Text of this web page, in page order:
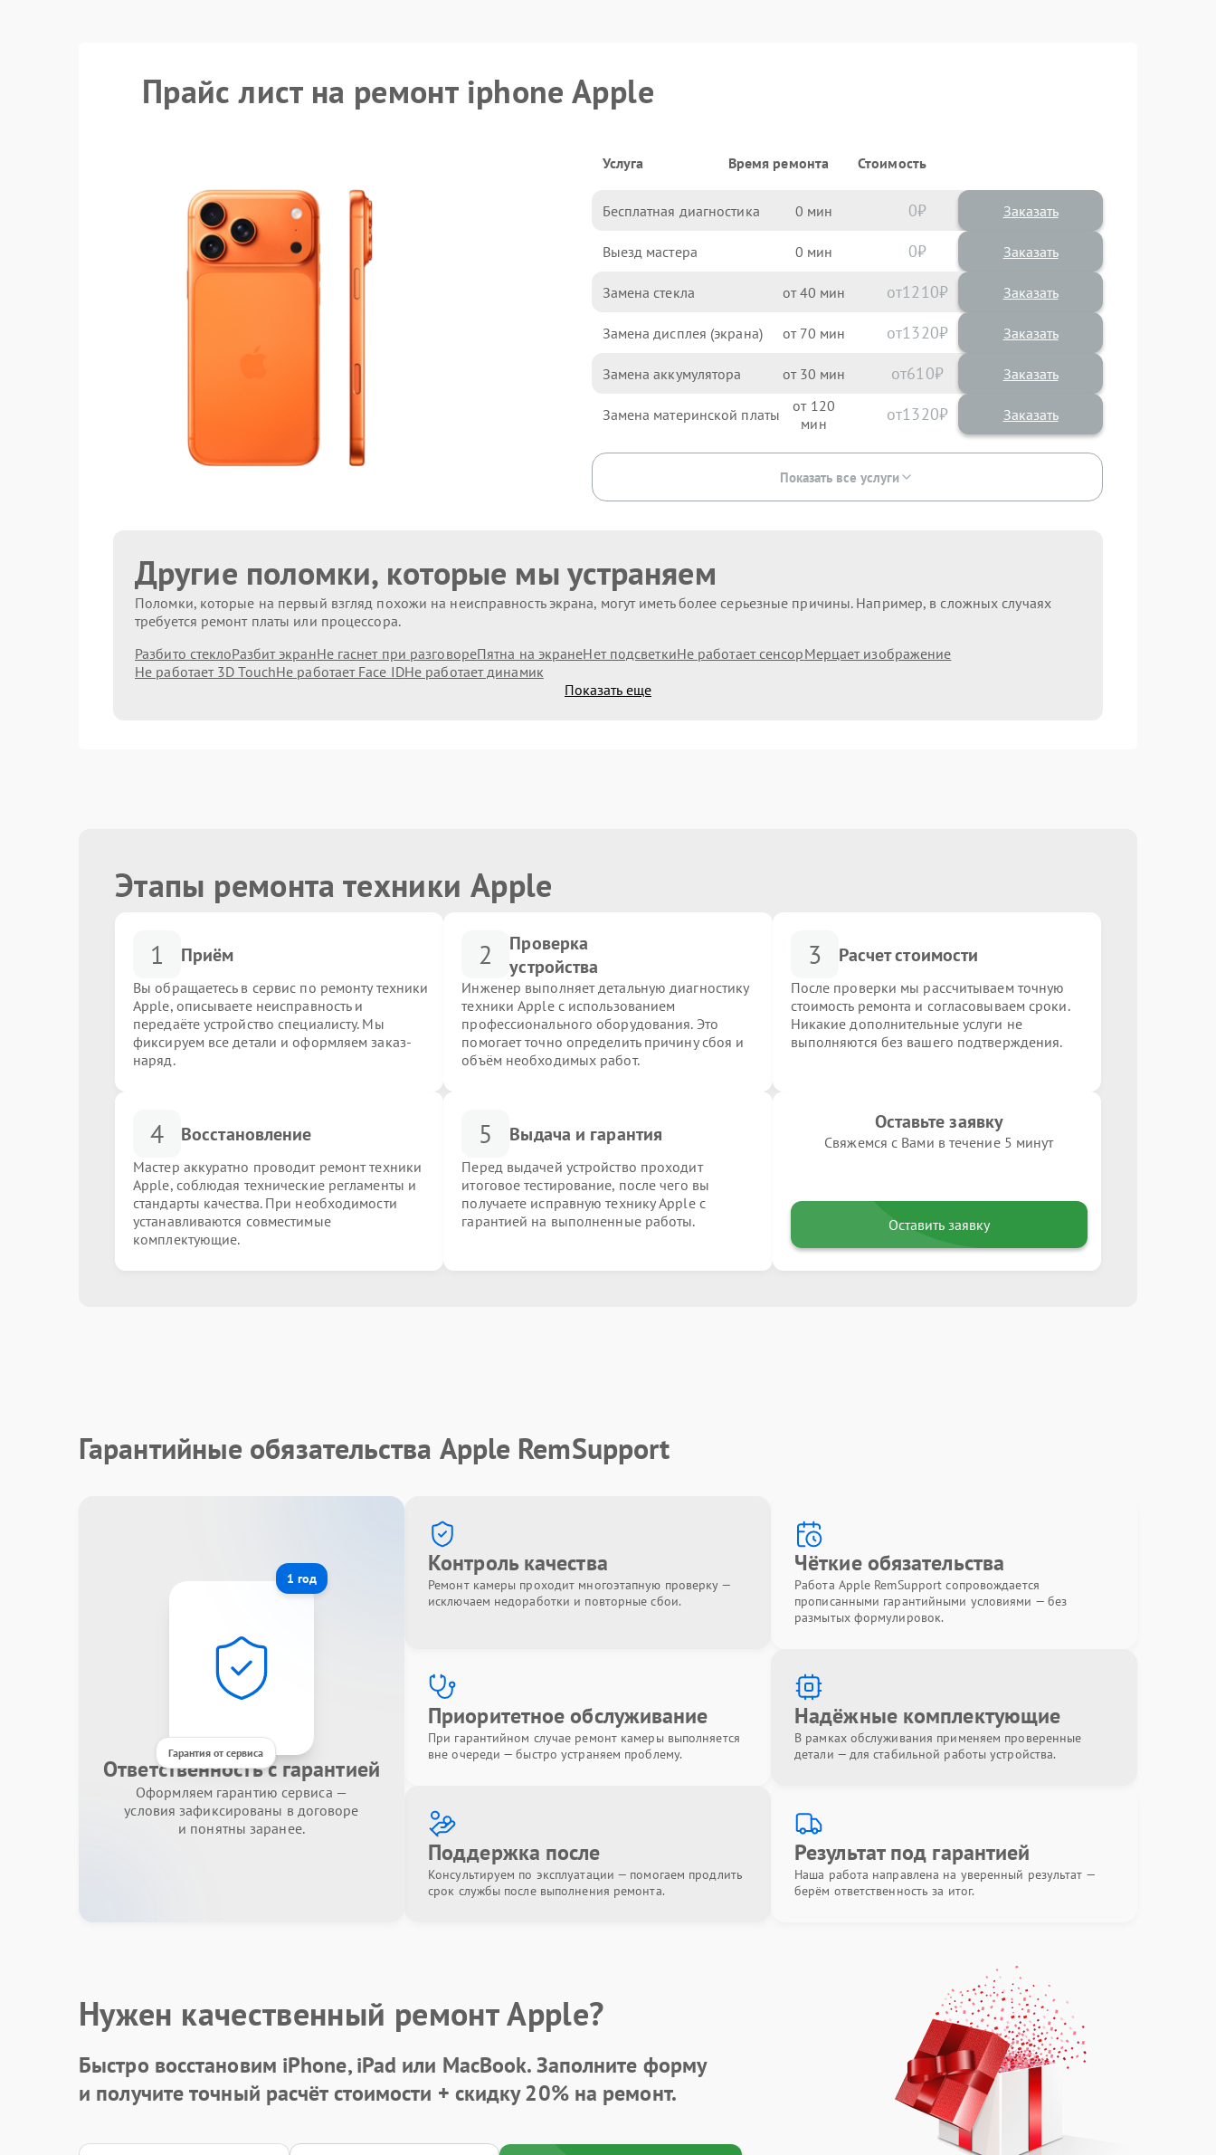
Прайс лист на ремонт iphone Apple
Услуга Время ремонта Стоимость
Бесплатная диагностика 0 0 Заказать
Выезд мастера 0 0 Заказать
Замена стекла 40 1210
Замена дисплея (экрана) 70 1320
Замена аккумулятора 30 610
Замена материнской платы 120 1320
Показать все услуги
Другие поломки, которые мы устраняем
Поломки, которые на первый взгляд похожи на неисправность экрана, могут иметь более серьезные причины. Например, в сложных случаях
требуется ремонт платы или процессора.
Разбито стеклоРазбит экранНе гаснет при разговореПятна на экранеНет подсветкиНе работает сенсорМерцает изображение
Не работает 3D TouchНе работает Face IDНе работает динамик
Показать еще
Этапы ремонта техники Apple
1 Приём
Вы обращаетесь в сервис по ремонту техники
Apple, описываете неисправность и
передаёте устройство специалисту. Мы
фиксируем все детали и оформляем заказ-
наряд.
2
Проверка
устройства
Инженер выполняет детальную диагностику
техники Apple с использованием
профессионального оборудования. Это
помогает точно определить причину сбоя и
объём необходимых работ.
3 Расчет стоимости
После проверки мы рассчитываем точную
стоимость ремонта и согласовываем сроки.
Никакие дополнительные услуги не
выполняются без вашего подтверждения.
4 Восстановление
Мастер аккуратно проводит ремонт техники
Apple, соблюдая технические регламенты и
стандарты качества. При необходимости
устанавливаются совместимые
комплектующие.
5 Выдача и гарантия
Перед выдачей устройство проходит
итоговое тестирование, после чего вы
получаете исправную технику Apple с
гарантией на выполненные работы.
Оставьте заявку
Свяжемся с Вами в течение 5 минут
Оставить заявку
Гарантийные обязательства Apple RemSupport
1 год
Гарантия от сервиса
Ответственность с гарантией
Оформляем гарантию сервиса —
условия зафиксированы в договоре
и понятны заранее.
Контроль качества
Ремонт камеры проходит многоэтапную проверку —
исключаем недоработки и повторные сбои.
Чёткие обязательства
Работа Apple RemSupport сопровождается
прописанными гарантийными условиями — без
размытых формулировок.
Приоритетное обслуживание
При гарантийном случае ремонт камеры выполняется
вне очереди — быстро устраняем проблему.
Надёжные комплектующие
В рамках обслуживания применяем проверенные
детали — для стабильной работы устройства.
Поддержка после
Консультируем по эксплуатации — помогаем продлить
срок службы после выполнения ремонта.
Результат под гарантией
Наша работа направлена на уверенный результат —
берём ответственность за итог.
Нужен качественный ремонт Apple?
Быстро восстановим iPhone, iPad или MacBook.Заполните форму
и получите точный расчёт стоимости + скидку 20%на ремонт.